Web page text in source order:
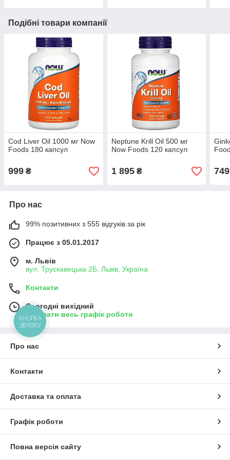
Подібні товари компанії
Cod Liver Oil 1000 мг Now
Foods 180 капсул
999 ₴
Neptune Krill Oil 500 мг
Now Foods 120 капсул
1 895₴ 749
Про нас
99% позитивних з 555 відгуків за рік
Працює з 05.01.2017
м. Львів
вул. Трускавецька 2Б, Львів, Україна
Контакти
Сьогодні вихідний
Показати весь графік роботи
Про нас
Контакти
Доставка та оплата
Графік роботи
Повна версія сайту
КНОПКА
ЗВ'ЯЗКУ